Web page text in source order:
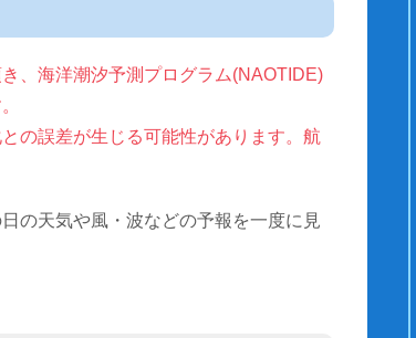
、海洋潮汐予測プログラム(NAOTIDE)
の誤差が生じる可能性があります。航
の天気や風・波などの予報を一度に見